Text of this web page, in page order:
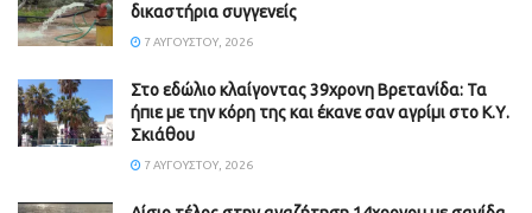
δικαστήρια συγγενείς
7 ΑΥΓΟΎΣΤΟΥ, 2026
Στο εδώλιο κλαίγοντας 39χρονη Βρετανίδα: Τα
ήπιε με την κόρη της και έκανε σαν αγρίμι στο Κ.Υ.
Σκιάθου
7 ΑΥΓΟΎΣΤΟΥ, 2026